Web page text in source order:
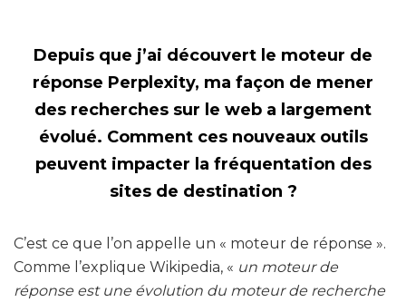
Depuis que j’ai découvert le moteur de
réponse Perplexity, ma façon de mener
des recherches sur le web a largement
évolué. Comment ces nouveaux outils
peuvent impacter la fréquentation des
sites de destination ?
C’est ce que l’on appelle un « moteur de réponse ».
Comme l’explique Wikipedia, « un moteur de
réponse est une évolution du moteur de recherche